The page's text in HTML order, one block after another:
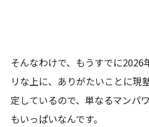
そんなわけで、もうすでに2026
リな上に、ありがたいことに現
定しているので、単なるマンパ
もいっぱいなんです。